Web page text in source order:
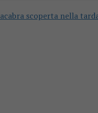
scoperta nella